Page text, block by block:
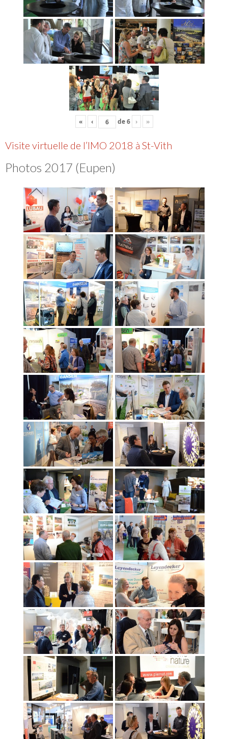
« ‹ de6 › »
Visite virtuelle de l’IMO 2018 à St-Vith
Photos 2017 (Eupen)